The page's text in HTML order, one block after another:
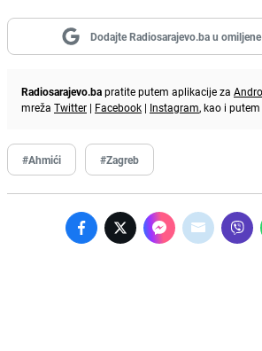
Dodajte Radiosarajevo.ba u
Radiosarajevo.bapratite putem aplikacije za
mreža Twitter | Facebook | Instagram, kao i
#Ahmići #Zagreb